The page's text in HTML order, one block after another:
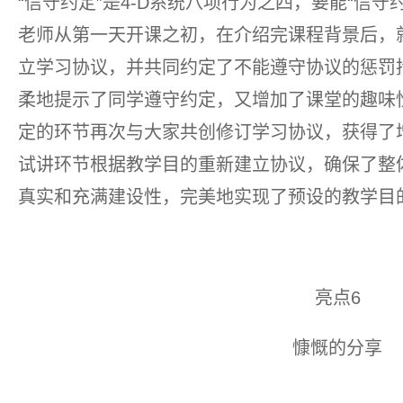
老师从第一天开课之初，在介绍完课程背景后
立学习协议，并共同约定了不能遵守协议的惩
柔地提示了同学遵守约定，又增加了课堂的趣
定的环节再次与大家共创修订学习协议，获得
试讲环节根据教学目的重新建立协议，确保了
真实和充满建设性，完美地实现了预设的教学目
亮点6
慷慨的分享